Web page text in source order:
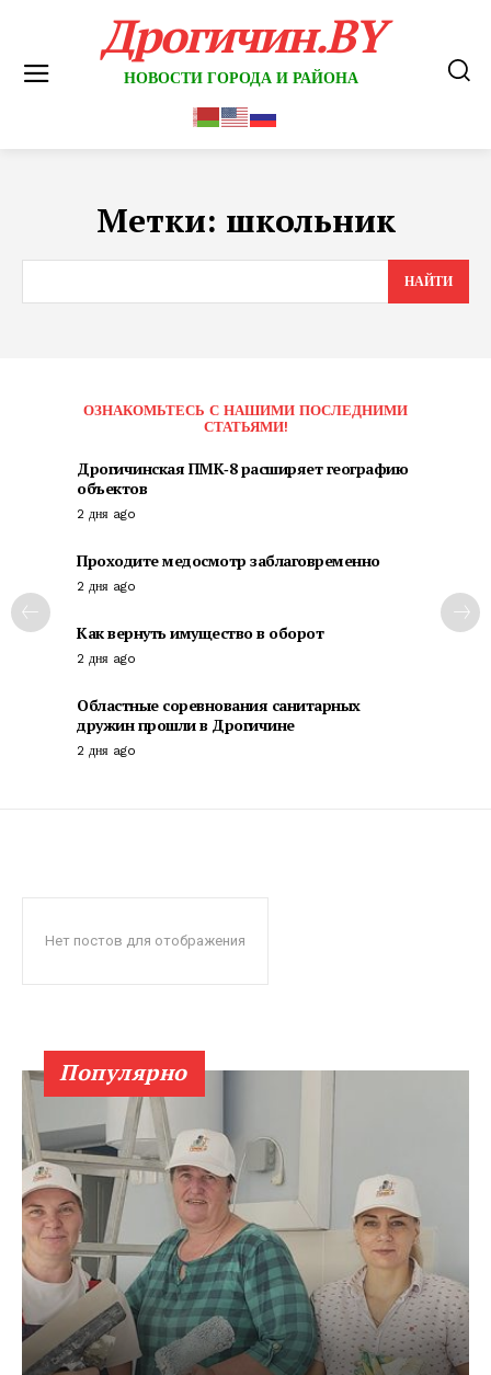
Дрогичин.BY
НОВОСТИ ГОРОДА И РАЙОНА
Метки: школьник
НАЙТИ
ОЗНАКОМЬТЕСЬ С НАШИМИ ПОСЛЕДНИМИ
СТАТЬЯМИ!
Дрогичинская ПМК‑8 расширяет географию
объектов
2 дня ago
Проходите медосмотр заблаговременно
2 дня ago
Как вернуть имущество в оборот
2 дня ago
Областные соревнования санитарных
дружин прошли в Дрогичине
2 дня ago
Нет постов для отображения
Популярно